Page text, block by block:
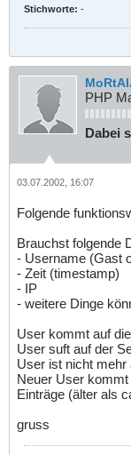
Stichworte: -
PHP
Dabei
03.07.2002, 16:07
Folgende
Brauchst folgende
- Username (Gast
- Zeit (timestamp)
- IP
- weitere Dinge
User kommt auf
User suft auf der
User ist nicht mehr
Neuer User
Einträge (älter als
gruss